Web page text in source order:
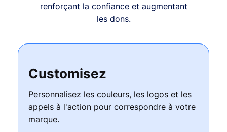
renforçant la confiance et augmentant
les dons.
Customisez
Personnalisez les couleurs, les logos et les
appels à l'action pour correspondre à votre
marque.